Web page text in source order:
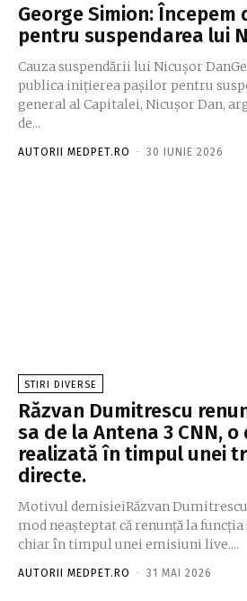
George Simion: Începem
pentru suspendarea lui
Cauza suspendării lui Nicușor
publica inițierea pașilor pentru
general al Capitalei, Nicușor Dan,
de...
AUTORII MEDPET.RO - 30 IUNIE 2026
STIRI DIVERSE
Răzvan Dumitrescu
sa de la Antena 3 CNN,
realizată în timpul unei
directe.
Motivul demisieiRăzvan
mod neașteptat că renunță la funcția
chiar în timpul unei emisiuni live....
AUTORII MEDPET.RO - 31 MAI 2026